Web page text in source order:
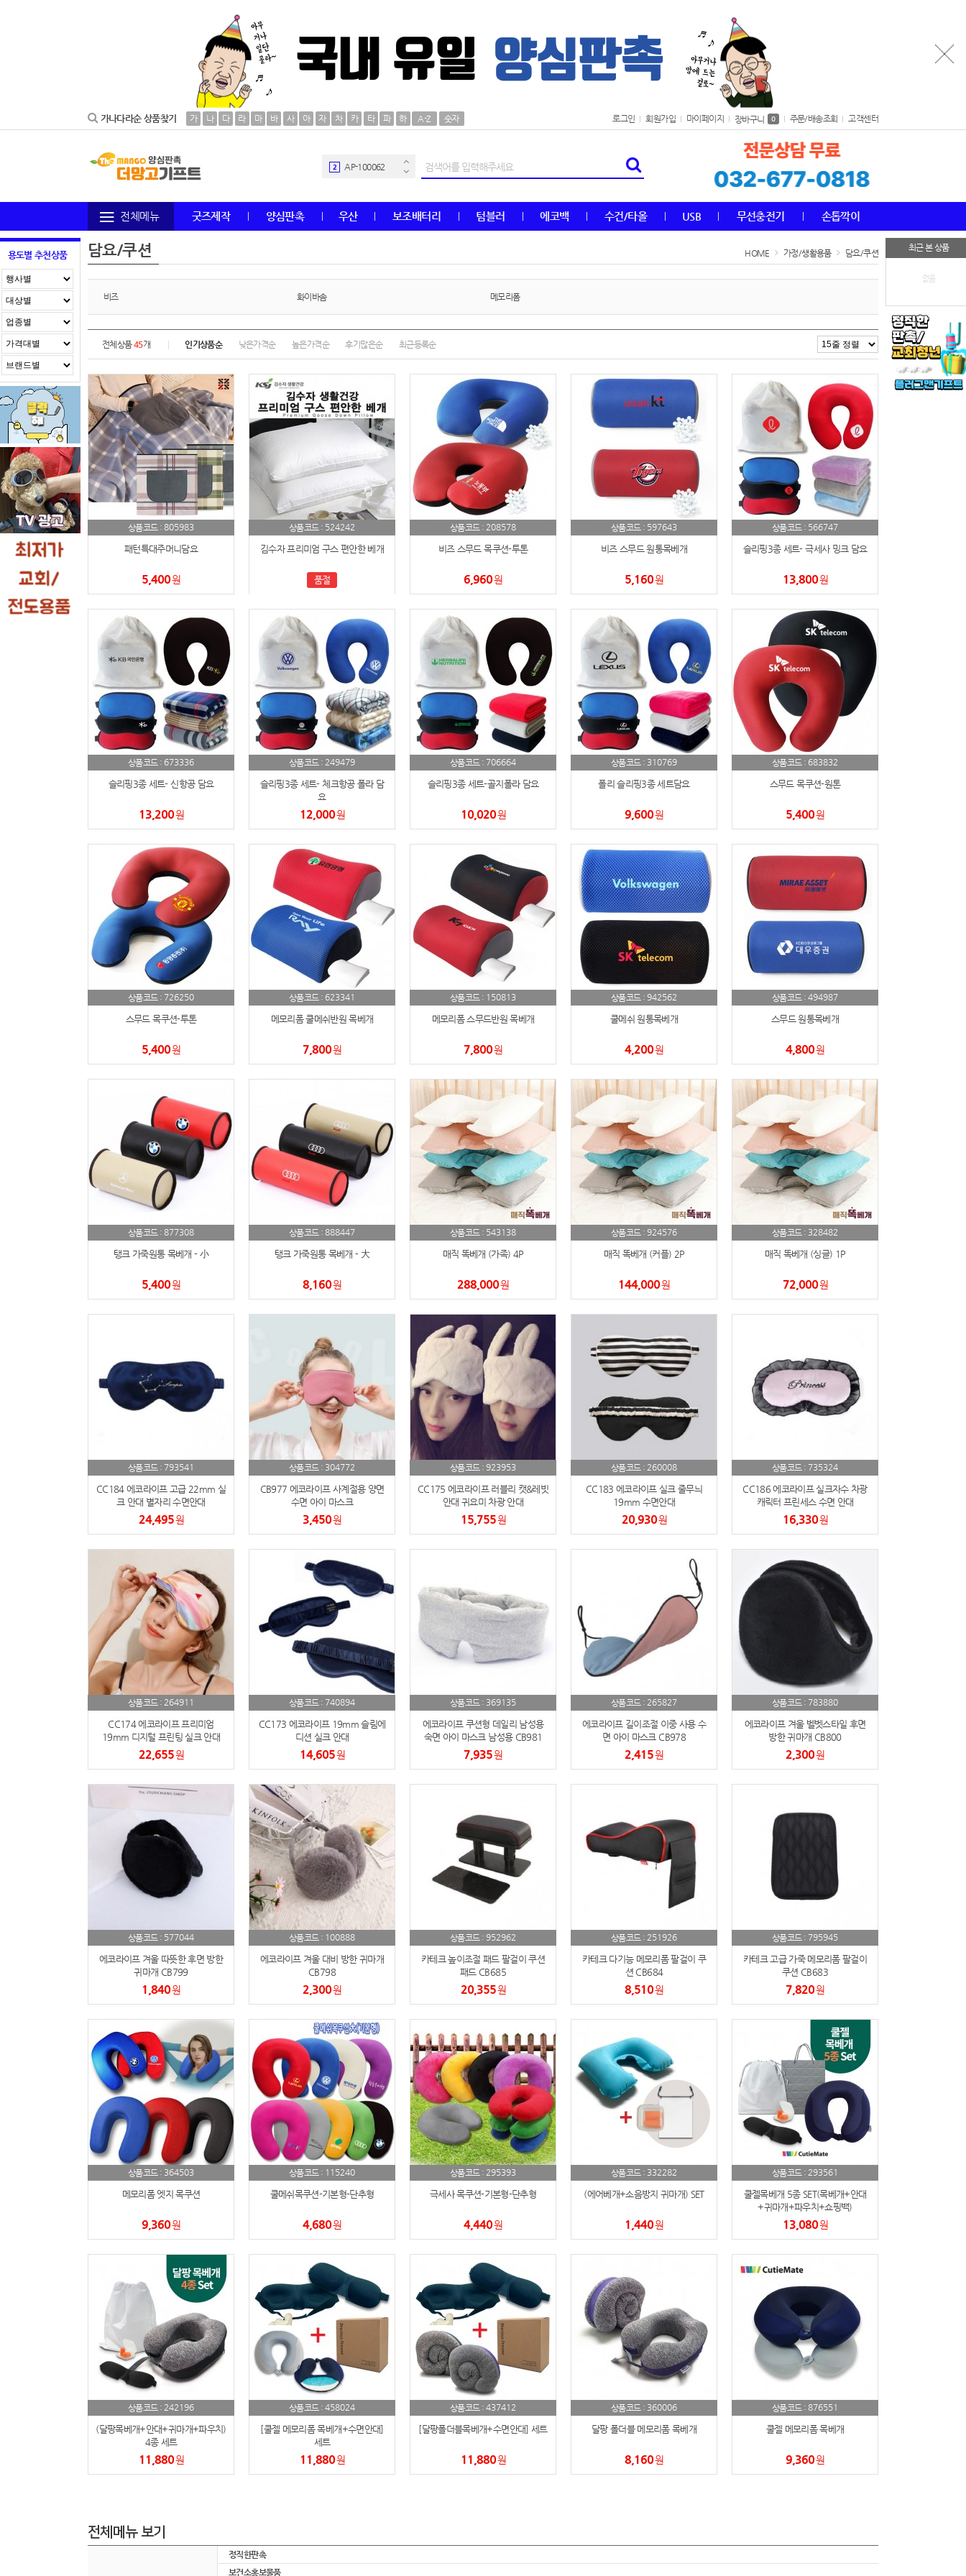
가나다라순 상품찾기 가 나 다 라 마 바 사 아 자 차 카 타 파 하 A-Z 숫자 로그인 회원가입 마이페이지 장바구니 0 주문/배송조회 고객센터
2 AP-100062
4 수건
볼펜
텀블러
10 AP-100125
보조배터리
13 송월타올
14 에코백
16 쿠션
AP-100050
18 노트
19 스테들러
20 구급
21 물티슈
23 손톱
24 손톱깍이
25 AP-100071
26 보냉
AP-100052
28 AP-100150
29 AP-100084
30
AP-100062
타올
4 수건
6 양심판촉
10 AP-100125
11 usb
12 보조배터리
13 송월타올
에코백
15
16
AP-100050
18
19 스테들러
티슈
24 손톱깍이
25 AP-100071
26 보냉
27 AP-100052
28 AP-100150
29
전체메뉴 굿즈제작 양심판촉 우산 보조배터리 텀블러 에코백 수건/타올 USB 무선충전기 손톱깍이
용도별 추천상품
최근 본 상품
없음
담요/쿠션 HOME 가정/생활용품 담요/쿠션
비즈 화이바솜 메모리폼
전체상품45개 인기상품순 낮은가격순 높은가격순 후기많은순 최근등록순
상품코드 : 805983
패턴특대주머니담요
5,400원
상품코드 : 524242
김수자 프리미엄 구스 편안한 베개
품절
상품코드 : 208578
비즈 스무드 목쿠션-투톤
6,960원
상품코드 : 597643
비즈 스무드 원통목베개
5,160원
상품코드 : 566747
슬리핑3종 세트- 극세사 밍크 담요
13,800원
상품코드 : 673336
슬리핑3종 세트- 신항공 담요
13,200원
상품코드 : 249479
슬리핑3종 세트- 체크항공 폴라 담
요
12,000원
상품코드 : 706664
슬리핑3종 세트-골지폴라 담요
10,020원
상품코드 : 310769
폴리 슬리핑3종 세트담요
9,600원
상품코드 : 683832
스무드 목쿠션-원톤
5,400원
상품코드 : 726250
스무드 목쿠션-투톤
5,400원
상품코드 : 623341
메모리폼 쿨메쉬반원 목베개
7,800원
상품코드 : 150813
메모리폼 스무드반원 목베개
7,800원
상품코드 : 942562
쿨메쉬 원통목베개
4,200원
상품코드 : 494987
스무드 원통목베개
4,800원
상품코드 : 877308
탱크 가죽원통 목베개 - 小
5,400원
상품코드 : 888447
탱크 가죽원통 목베개 - 大
8,160원
상품코드 : 543138
매직 똑베개 (가족) 4P
288,000원
상품코드 : 924576
매직 똑베개 (커플) 2P
144,000원
상품코드 : 328482
매직 똑베개 (싱글) 1P
72,000원
상품코드 : 793541
CC184 에코라이프 고급 22mm 실
크 안대 별자리 수면안대
24,495원
상품코드 : 304772
CB977 에코라이프 사계절용 양면
수면 아이 마스크
3,450원
상품코드 : 923953
CC175 에코라이프 러블리 캣&레빗
안대 귀요미 차광 안대
15,755원
상품코드 : 260008
CC183 에코라이프 실크 줄무늬
19mm 수면안대
20,930원
상품코드 : 735324
CC186 에코라이프 실크자수 차광
캐릭터 프린세스 수면 안대
16,330원
상품코드 : 264911
CC174 에코라이프 프리미엄
19mm 디지털 프린팅 실크 안대
22,655원
상품코드 : 740894
CC173 에코라이프 19mm 슬림에
디션 실크 안대
14,605원
상품코드 : 369135
에코라이프 쿠션형 데일리 남성용
숙면 아이 마스크 남성용 CB981
7,935원
상품코드 : 265827
에코라이프 길이조절 이중 사용 수
면 아이 마스크 CB978
2,415원
상품코드 : 783880
에코라이프 겨울 벨벳스타일 후면
방한 귀마개 CB800
2,300원
상품코드 : 577044
에코라이프 겨울 따뜻한 후면 방한
귀마개 CB799
1,840원
상품코드 : 100888
에코라이프 겨울 대비 방한 귀마개
CB798
2,300원
상품코드 : 952962
카테크 높이조절 패드 팔걸이 쿠션
패드 CB685
20,355원
상품코드 : 251926
카테크 다기능 메모리폼 팔걸이 쿠
션 CB684
8,510원
상품코드 : 795945
카테크 고급 가죽 메모리폼 팔걸이
쿠션 CB683
7,820원
상품코드 : 364503
메모리폼 엣지 목쿠션
9,360원
상품코드 : 115240
쿨메쉬목쿠션-기본형-단추형
4,680원
상품코드 : 295393
극세사 목쿠션-기본형-단추형
4,440원
상품코드 : 332282
(에어베개+소음방지 귀마개) SET
1,440원
상품코드 : 293561
쿨젤목베개 5종 SET(목베개+안대
+귀마개+파우치+쇼핑백)
13,080원
상품코드 : 242196
(달팡목베개+안대+귀마개+파우치)
4종 세트
11,880원
상품코드 : 458024
[쿨젤 메모리폼 목베개+수면안대]
세트
11,880원
상품코드 : 437412
[달팡폴더블목베개+수면안대] 세트
11,880원
상품코드 : 360006
달팡 폴더블 메모리폼 목베개
8,160원
상품코드 : 876551
쿨젤 메모리폼 목베개
9,360원
전체메뉴 보기
정직한판촉
보건소홍보물품